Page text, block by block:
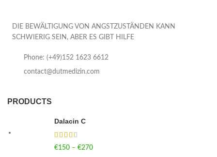
DIE BEWÄLTIGUNG VON ANGSTZUSTÄNDEN KANN
SCHWIERIG SEIN, ABER ES GIBT HILFE
Phone: (+49)152 1623 6612
contact@dutmedizin.com
PRODUCTS
Dalacin C
€150 – €270